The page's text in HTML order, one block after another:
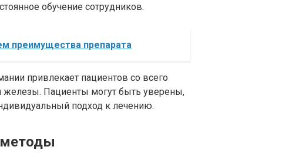
обучение сотрудников.
преимущества препарата
привлекает пациентов со всего
Пациенты могут быть уверены,
подход к лечению.
методы